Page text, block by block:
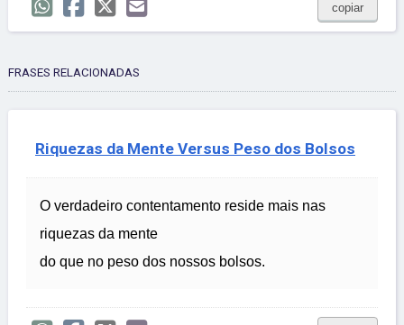
copiar
FRASES RELACIONADAS
Riquezas da Mente Versus Peso dos Bolsos
O verdadeiro contentamento reside mais nas
riquezas da mente
do que no peso dos nossos bolsos.